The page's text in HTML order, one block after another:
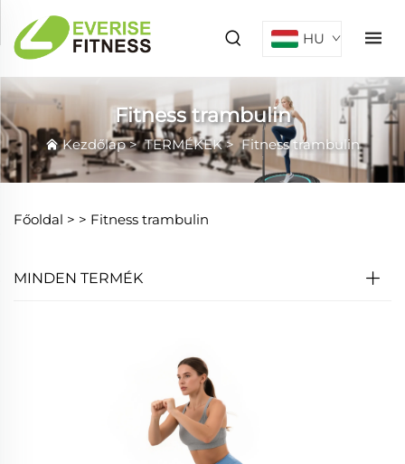
HU
Fitness trambulin
Kezdőlap>TERMÉKEK>Fitness trambulin
Főoldal > > Fitness trambulin
MINDEN TERMÉK